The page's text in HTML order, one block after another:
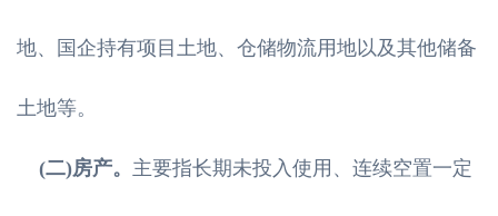
地、国企持有项目土地、仓储物流用地以及其他储备
土地等。
(二)房产。 主要指长期未投入使用、连续空置一定